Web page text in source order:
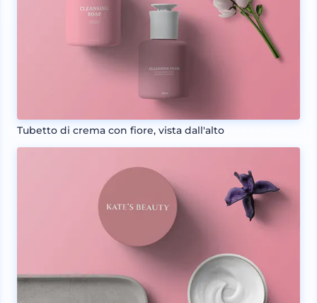
Tubetto di crema con fiore, vista dall'alto